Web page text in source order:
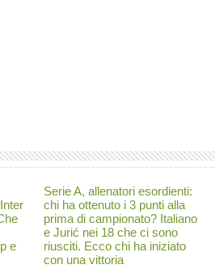
e
Serie A, allenatori esordienti:
chi ha ottenuto i 3 punti alla
prima di campionato? Italiano
e Jurić nei 18 che ci sono
riusciti. Ecco chi ha iniziato
con una vittoria